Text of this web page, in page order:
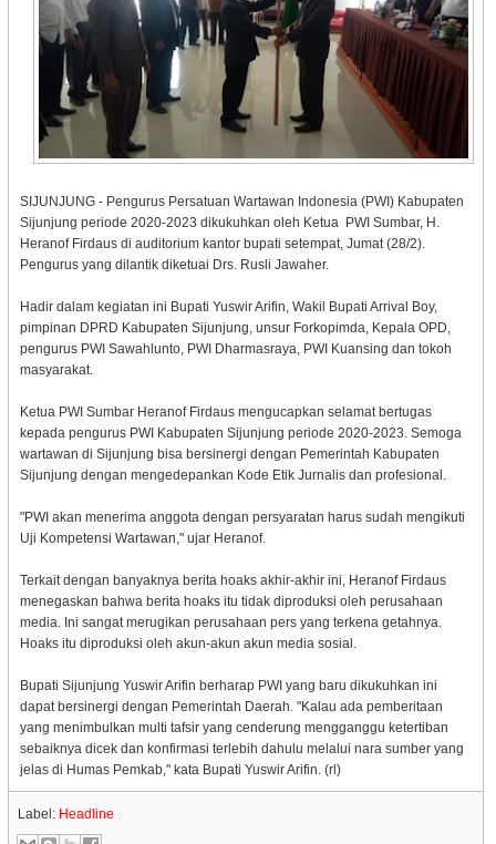
SIJUNJUNG - Pengurus Persatuan Wartawan Indonesia (PWI) Kabupaten
Sijunjung periode 2020-2023 dikukuhkan oleh Ketua PWI Sumbar, H.
Heranof Firdaus di auditorium kantor bupati setempat, Jumat (28/2).
Pengurus yang dilantik diketuai Drs. Rusli Jawaher.
Hadir dalam kegiatan ini Bupati Yuswir Arifin, Wakil Bupati Arrival Boy,
pimpinan DPRD Kabupaten Sijunjung, unsur Forkopimda, Kepala OPD,
pengurus PWI Sawahlunto, PWI Dharmasraya, PWI Kuansing dan tokoh
masyarakat.
Ketua PWI Sumbar Heranof Firdaus mengucapkan selamat bertugas
kepada pengurus PWI Kabupaten Sijunjung periode 2020-2023. Semoga
wartawan di Sijunjung bisa bersinergi dengan Pemerintah Kabupaten
Sijunjung dengan mengedepankan Kode Etik Jurnalis dan profesional.
"PWI akan menerima anggota dengan persyaratan harus sudah mengikuti
Uji Kompetensi Wartawan," ujar Heranof.
Terkait dengan banyaknya berita hoaks akhir-akhir ini, Heranof Firdaus
menegaskan bahwa berita hoaks itu tidak diproduksi oleh perusahaan
media. Ini sangat merugikan perusahaan pers yang terkena getahnya.
Hoaks itu diproduksi oleh akun-akun akun media sosial.
Bupati Sijunjung Yuswir Arifin berharap PWI yang baru dikukuhkan ini
dapat bersinergi dengan Pemerintah Daerah. "Kalau ada pemberitaan
yang menimbulkan multi tafsir yang cenderung mengganggu ketertiban
sebaiknya dicek dan konfirmasi terlebih dahulu melalui nara sumber yang
jelas di Humas Pemkab," kata Bupati Yuswir Arifin. (rl)
Label: Headline